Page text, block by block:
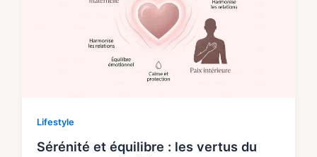
Lifestyle
Sérénité et équilibre : les vertus du